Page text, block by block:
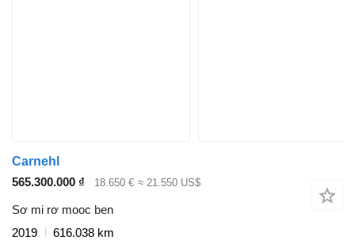
Carnehl
565.300.000 ₫
18.650 € ≈ 21.550 US$
Sơ mi rơ mooc ben
2019
616.038 km